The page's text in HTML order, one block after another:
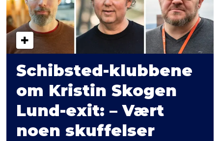
Schibsted-klubbene
om Kristin Skogen
Lund-exit: – Vært
noen skuffelser